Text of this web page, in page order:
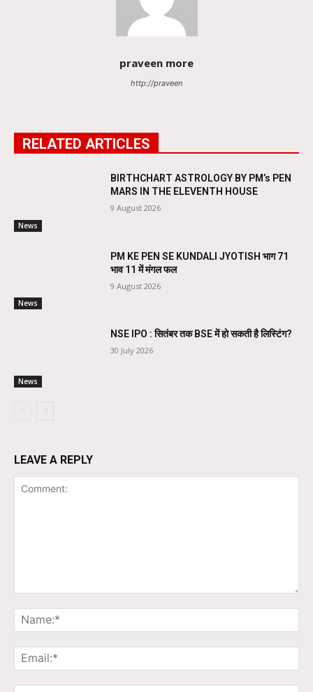
praveen more
http://praveen
RELATED ARTICLES
News
BIRTHCHART ASTROLOGY BY PM’s PEN
MARS IN THE ELEVENTH HOUSE
9 August 2026
News
PM KE PEN SE KUNDALI JYOTISH भाग 71
भाव 11 में मंगल फल
9 August 2026
News
NSE IPO : सितंबर तक BSE में हो सकती है लिस्टिंग?
30 July 2026
LEAVE A REPLY